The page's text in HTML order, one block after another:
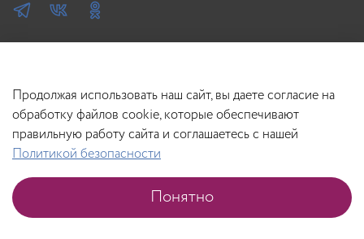
Продолжая использовать наш сайт, вы даете согласие на
обработку файлов cookie, которые обеспечивают
правильную работу сайта и соглашаетесь с нашей
Политикой безопасности
Понятно